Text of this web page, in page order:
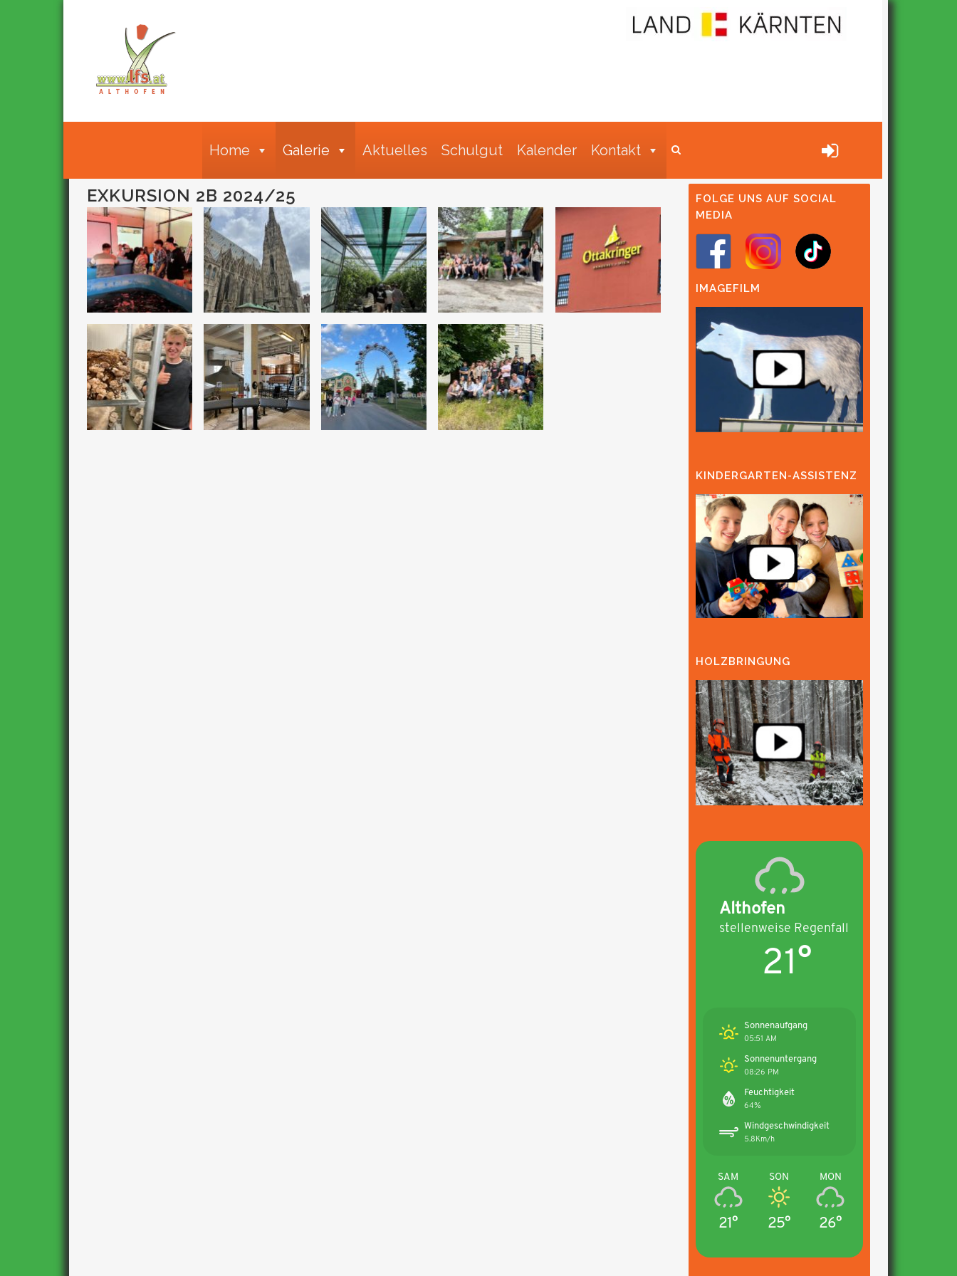
Home Galerie Aktuelles Schulgut Kalender Kontakt
EXKURSION 2B 2024/25
FOLGE UNS AUF SOCIAL
MEDIA
IMAGEFILM
KINDERGARTEN-ASSISTENZ
HOLZBRINGUNG
Althofen
stellenweise Regenfall
21°
Sonnenaufgang
05:51 AM
Sonnenuntergang
08:26 PM
Feuchtigkeit
64%
Windgeschwindigkeit
5.8Km/h
SAM
21°
SON
25°
MON
26°